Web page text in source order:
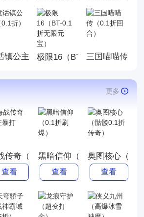
充，而且这几款游戏都是很耐
玩的游戏。玩法丰厚，画面精
美，喜欢就来玩，赶快来下载
体验吧!
送超梦）
镇公主（0.1折）极限16（BT-0.1折无限元宝
三国喵喵传（
更多
奇0.1折）
传奇（狂暴打金）
查看
黑暗信仰（0.1折刷爆）
查看
奥图核心（骷
查看